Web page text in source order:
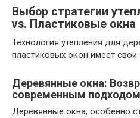
Выбор стратегии
vs. Пластиковые окна
Технология утепления для
пластиковых окон имеет свои
Деревянные окна:
современным подходом
Деревянные окна, особенно